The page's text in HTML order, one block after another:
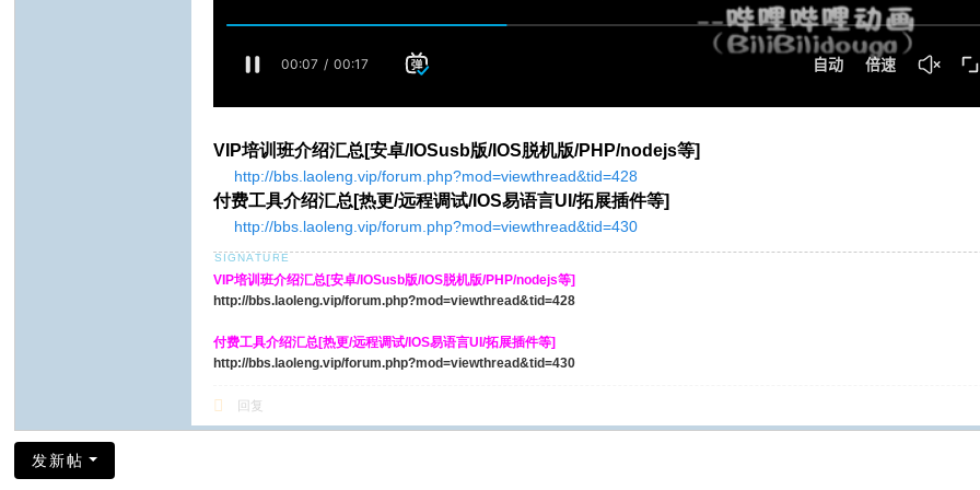
VIP培训班介绍汇总[安卓/IOSusb版/IOS脱机版/PHP/nodejs等]
http://bbs.laoleng.vip/forum.php?mod=viewthread&tid=428
付费工具介绍汇总[热更/远程调试/IOS易语言UI/拓展插件等]
http://bbs.laoleng.vip/forum.php?mod=viewthread&tid=430
VIP培训班介绍汇总[安卓/IOSusb版/IOS脱机版/PHP/nodejs等]
http://bbs.laoleng.vip/forum.php?mod=viewthread&tid=428
付费工具介绍汇总[热更/远程调试/IOS易语言UI/拓展插件等]
http://bbs.laoleng.vip/forum.php?mod=viewthread&tid=430
回复
发新帖